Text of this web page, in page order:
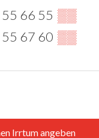
66 55 ▒▒
67 60 ▒▒
Irrtum angeben